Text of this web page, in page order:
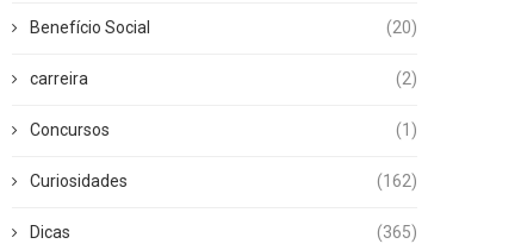
Benefício Social (20)
carreira (2)
Concursos (1)
Curiosidades (162)
Dicas (365)